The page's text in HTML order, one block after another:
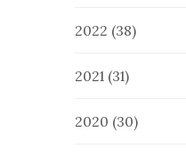
2022 (38)
2021 (31)
2020 (30)